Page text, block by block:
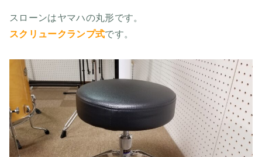
スローンはヤマハの丸形です。
スクリュークランプ式です。